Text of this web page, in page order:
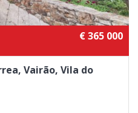
€ 365 000
Vairão, Vila do